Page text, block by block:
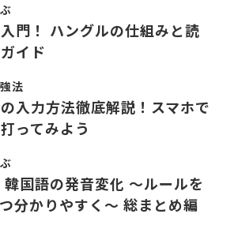
門！ ハングルの仕組みと読
イド
法
入力方法徹底解説！スマホで
ってみよう
国語の発音変化 〜ルールを
分かりやすく〜 総まとめ編